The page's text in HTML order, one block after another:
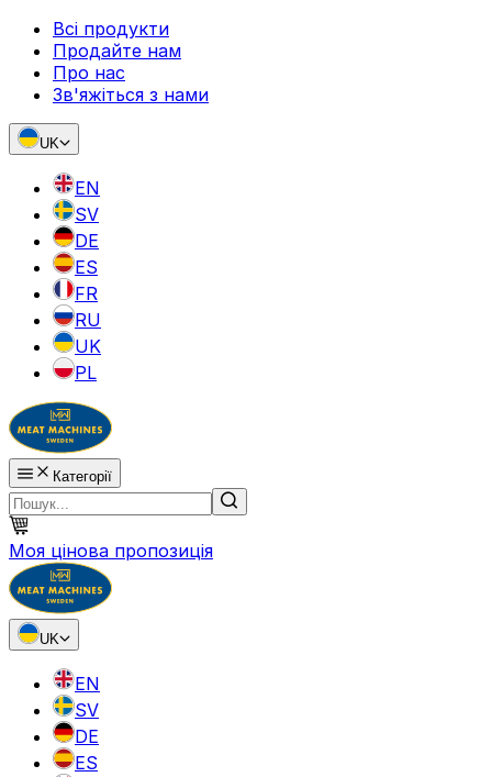
Всі продукти
Продайте нам
Про нас
Зв'яжіться з нами
UK
EN
SV
DE
ES
FR
RU
UK
PL
Категорії
Моя цінова пропозиція
UK
EN
SV
DE
ES